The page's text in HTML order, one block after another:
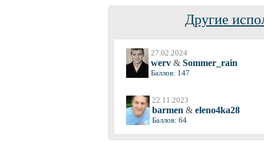
Другие
27.02.2024
werv & Sommer_rain
Баллов: 147
22.11.2023
barmen & eleno4ka28
Баллов: 64